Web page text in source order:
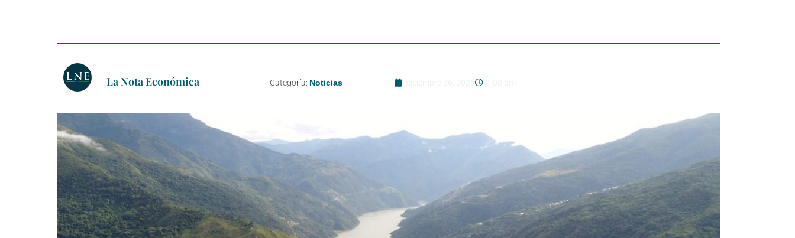
La Nota Económica Categoría: Noticias